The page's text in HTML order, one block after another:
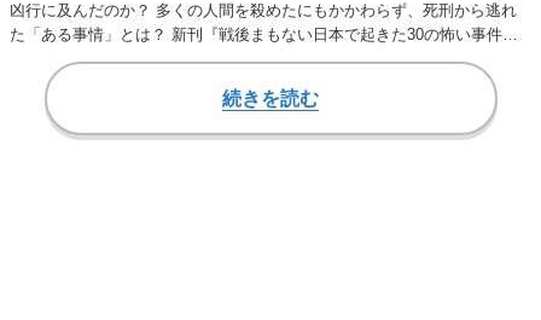
凶行に及んだのか？ 多くの人間を殺めたにもかかわらず、死刑から逃れ
た「ある事情」とは？ 新刊『戦後まもない日本で起きた30の怖い事件』
（鉄人社…
続きを読む